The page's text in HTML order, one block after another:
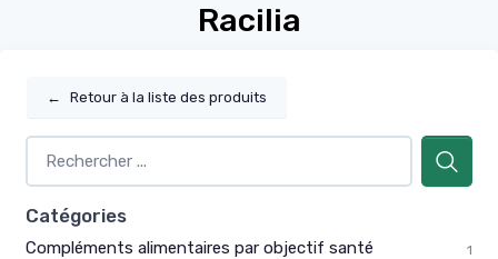
Racilia
← Retour à la liste des produits
Catégories
Compléments alimentaires par objectif santé 1